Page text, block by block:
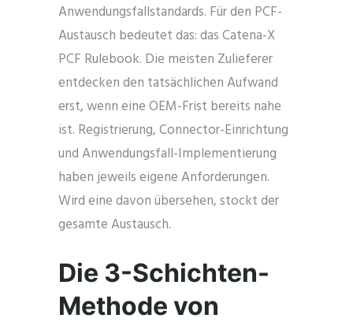
Anwendungsfallstandards. Für den PCF-
Austausch bedeutet das: das Catena-X
PCF Rulebook. Die meisten Zulieferer
entdecken den tatsächlichen Aufwand
erst, wenn eine OEM-Frist bereits nahe
ist. Registrierung, Connector-Einrichtung
und Anwendungsfall-Implementierung
haben jeweils eigene Anforderungen.
Wird eine davon übersehen, stockt der
gesamte Austausch.
Die 3-Schichten-
Methode von